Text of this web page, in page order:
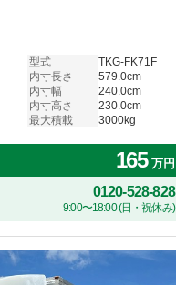
型式
TKG-FK71F
内寸長さ
579.0cm
内寸幅
240.0cm
内寸高さ
230.0cm
最大積載
3000kg
165万円
0120-528-828
9:00〜18:00 (日・祝休み)